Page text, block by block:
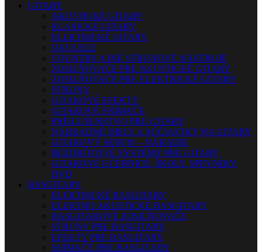
GITARY
AKUSTICKÉ GITARY
KLASICKÉ GITARY
ELEKTRICKÉ GITARY
UKULELE
COUNTRY A INÉ STRUNOVÉ NÁSTROJE
ZOSILŇOVAČE PRE AKUSTICKÉ GITARY
ZOSILŇOVAČE PRE ELEKTRICKÉ GITARY
STRUNY
GITAROVÉ EFEKTY
GITAROVÉ SNÍMAČE
PRÍSLUŠENSTVO PRE GITARY
NÁHRADNÉ DIELY A SÚČIASTKY NA GITARY
GITAROVÝ SERVIS – NÁRADIE
BEZDRÔTOVÉ SYSTÉMY PRE GITARY
GITAROVÉ UČEBNICE, ŠKOLY, SPEVNÍKY,
DVD
BASGITARY
ELEKTRICKÉ BASGITARY
ELEKTRO AKUSTICKÉ BASGITARY
BASGITAROVÉ ZOSILŇOVAČE
STRUNY PRE BASGITARY
EFEKTY PRE BASGITARY
SNÍMAČE PRE BASGITARY